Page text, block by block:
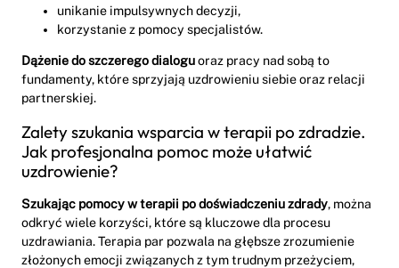
unikanie impulsywnych decyzji,
korzystanie z pomocy specjalistów.
Dążenie do szczerego dialoguoraz pracy nad sobą to
fundamenty, które sprzyjają uzdrowieniu siebie oraz relacji
partnerskiej.
Zalety szukania wsparcia w terapii po zdradzie.
Jak profesjonalna pomoc może ułatwić
uzdrowienie?
Szukając pomocy w terapii po doświadczeniu zdrady, można
odkryć wiele korzyści, które są kluczowe dla procesu
uzdrawiania. Terapia par pozwala na głębsze zrozumienie
złożonych emocji związanych z tym trudnym przeżyciem,